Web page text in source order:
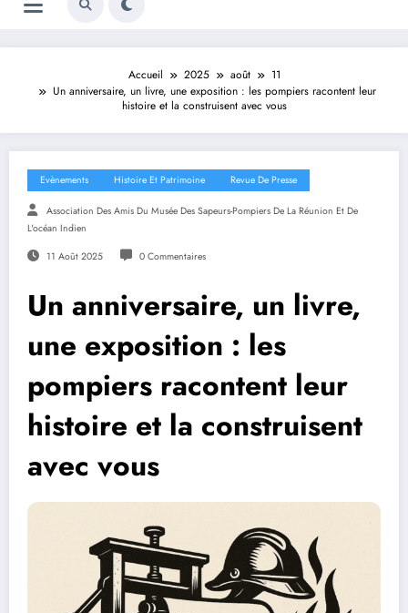
Accueil 2025 août
11
Un anniversaire, un livre, une exposition : les pompiers racontent leur
histoire et la construisent avec vous
Evènements Histoire Et Patrimoine Revue De Presse
Association Des Amis Du Musée Des Sapeurs-Pompiers De La Réunion Et De
L'océan Indien
11 Août 2025 0 Commentaires
Un anniversaire, un livre,
une exposition : les
pompiers racontent leur
histoire et la construisent
avec vous